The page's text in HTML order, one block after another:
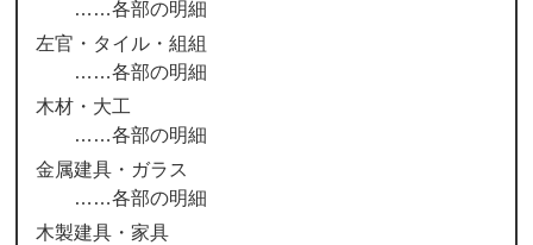
各部の明細
左官・タイル・組組
各部の明細
木材・大工
各部の明細
金属建具・ガラス
各部の明細
木製建具・家具